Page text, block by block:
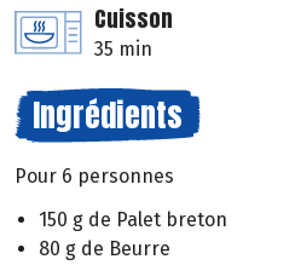
Cuisson
35 min
Ingrédients
Pour 6 personnes
150 g de Palet breton
80 g de Beurre